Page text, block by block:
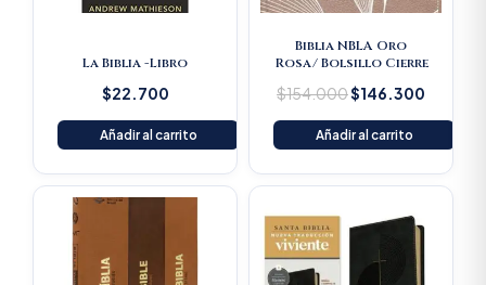
La Biblia -Libro
$22.700
Añadir al carrito
Biblia NBLA Oro
Rosa/ Bolsillo Cierre
$154.000$146.300
Añadir al carrito
Original
$159.000.
Current
$151.050.
was:
$145.200.
Current
is: